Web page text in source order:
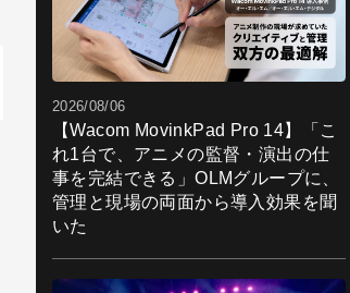
2026/08/06
【Wacom MovinkPad Pro 14】「こ
れ1台で、アニメの監督・演出の仕
事を完結できる」OLMグループに、
管理と現場の両面から導入効果を聞
いた